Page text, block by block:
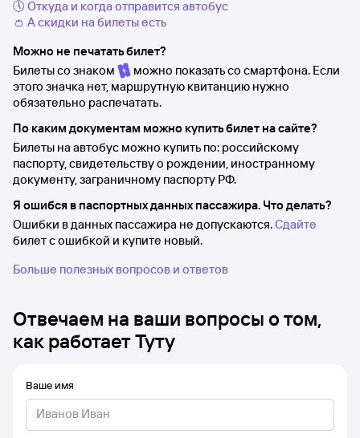
🕔 Откуда и когда отправится автобус
👛 А скидки на билеты есть
Можно не печатать билет?
Билеты со знаком
можно показать со смартфона. Если
этого значка нет, маршрутную квитанцию нужно
обязательно распечатать.
По каким документам можно купить билет на сайте?
Билеты на автобус можно купить по: российскому
паспорту, свидетельству о рождении, иностранному
документу, заграничному паспорту РФ.
Я ошибся в паспортных данных пассажира. Что делать?
Ошибки в данных пассажира не допускаются.Сдайте
билет с ошибкой и купите новый.
Больше полезных вопросов и ответов
Отвечаем на ваши вопросы о том,
как работает Туту
Ваше имя